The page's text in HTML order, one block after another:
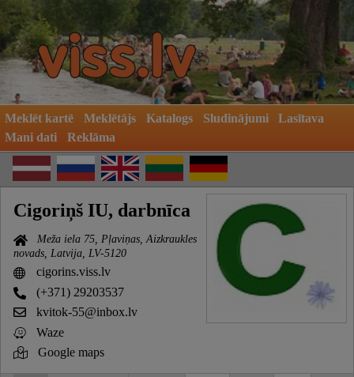
Meklēt kartē Meklētājs Katalogs Sludinājumi
Lasītava
Mani dati
Reklāma
Cigoriņš IU, darbnīca
Meža iela 75, Pļaviņas, Aizkraukles
novads, Latvija, LV-5120
cigorins.viss.lv
(+371) 29203537
kvitok-55@inbox.lv
Waze
Google maps